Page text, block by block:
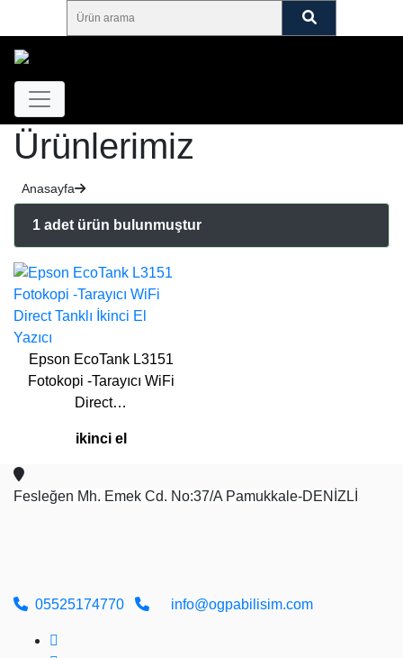
Ürünlerimiz
Anasayfa
1 adet ürün bulunmuştur
Epson EcoTank L3151
Fotokopi -Tarayıcı WiFi
Direct…
ikinci el
Fesleğen Mh. Emek Cd. No:37/A Pamukkale-DENİZLİ
05525174770 info@ogpabilisim.com